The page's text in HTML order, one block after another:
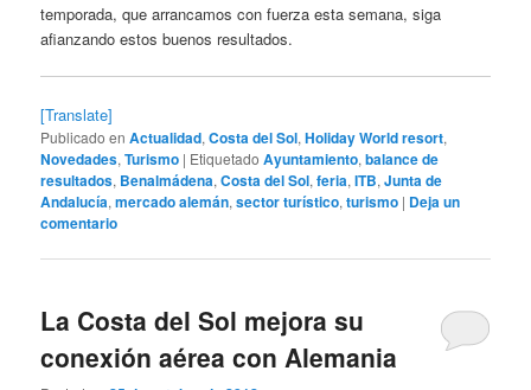
temporada, que arrancamos con fuerza esta semana, siga
afianzando estos buenos resultados.
[Translate]
Publicado en Actualidad,Costa del Sol,Holiday World resort,
Novedades,Turismo | Etiquetado Ayuntamiento,balance de
resultados, Benalmádena,Costa del Sol,feria,ITB,Junta de
Andalucía,mercado alemán,sector turístico,turismo | Deja un
comentario
La Costa del Sol mejora su
conexión aérea con Alemania